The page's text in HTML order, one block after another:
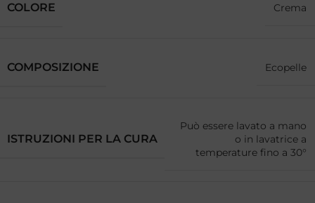
COLORE Crema
COMPOSIZIONE Ecopelle
ISTRUZIONI PER LA CURA
Può essere lavato a mano
o in lavatrice a
temperature fino a 30°